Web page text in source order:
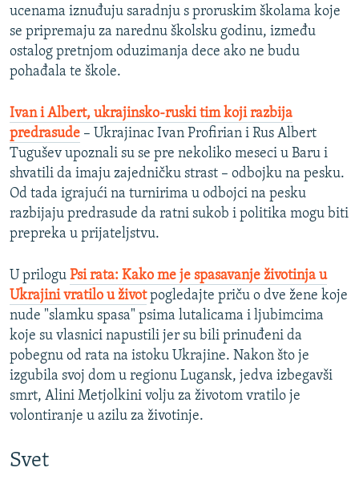
ucenama iznuđuju saradnju s proruskim školama koje
se pripremaju za narednu školsku godinu, između
ostalog pretnjom oduzimanja dece ako ne budu
pohađala te škole.
Ivan i Albert, ukrajinsko-ruski tim koji razbija
predrasude – Ukrajinac Ivan Profirian i Rus Albert
Tugušev upoznali su se pre nekoliko meseci u Baru i
shvatili da imaju zajedničku strast – odbojku na pesku.
Od tada igrajući na turnirima u odbojci na pesku
razbijaju predrasude da ratni sukob i politika mogu biti
prepreka u prijateljstvu.
U prilogu Psi rata: Kako me je spasavanje životinja u
Ukrajini vratilo u životpogledajte priču o dve žene koje
nude "slamku spasa" psima lutalicama i ljubimcima
koje su vlasnici napustili jer su bili prinuđeni da
pobegnu od rata na istoku Ukrajine. Nakon što je
izgubila svoj dom u regionu Lugansk, jedva izbegavši
smrt, Alini Metjolkini volju za životom vratilo je
volontiranje u azilu za životinje.
Svet